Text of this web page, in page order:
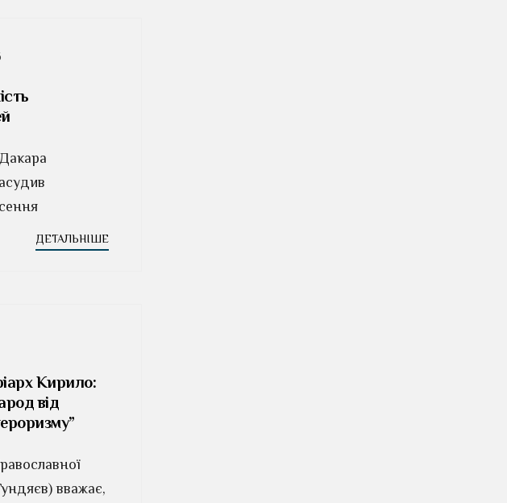
ДЕТАЛЬНІШЕ
Кирило:
від
вважає,